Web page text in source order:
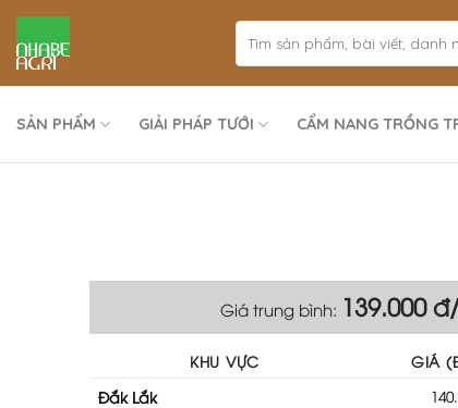
nội
dung
SẢN PHẨM GIẢI PHÁP TƯỚI CẨM NANG TRỒNG
Giá trung bình: 139.000
KHU VỰC GIÁ
Đắk Lắk